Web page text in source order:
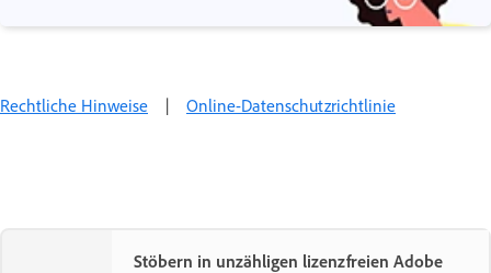
Rechtliche Hinweise | Online-Datenschutzrichtlinie
Stöbern in unzähligen lizenzfreien Adobe